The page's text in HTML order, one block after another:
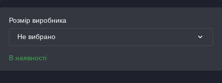
Розмір виробника
Не вибрано
В наявності